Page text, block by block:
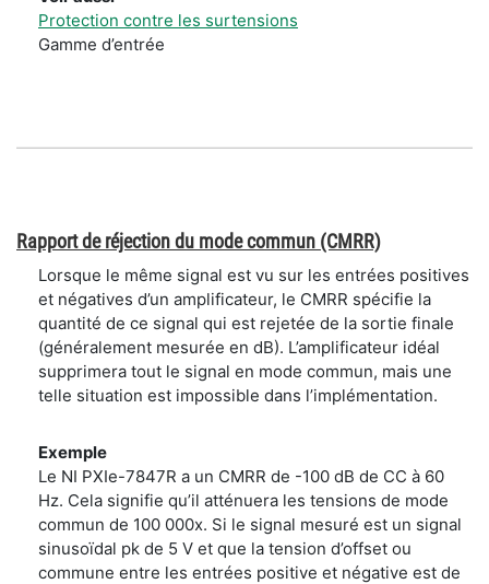
Protection contre les surtensions
Gamme d’entrée
Rapport de réjection du mode commun (CMRR)
Lorsque le même signal est vu sur les entrées positives
et négatives d’un amplificateur, le CMRR spécifie la
quantité de ce signal qui est rejetée de la sortie finale
(généralement mesurée en dB). L’amplificateur idéal
supprimera tout le signal en mode commun, mais une
telle situation est impossible dans l’implémentation.
Exemple
Le NI PXIe-7847R a un CMRR de -100 dB de CC à 60
Hz. Cela signifie qu’il atténuera les tensions de mode
commun de 100 000x. Si le signal mesuré est un signal
sinusoïdal pk de 5 V et que la tension d’offset ou
commune entre les entrées positive et négative est de